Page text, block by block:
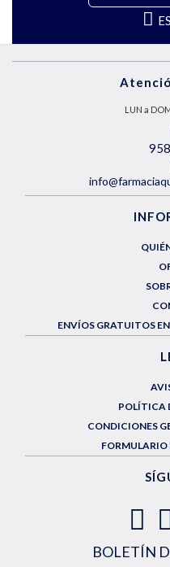
LUN a
ENVÍOS GRATUITOS
POLÍTICA
CONDICIONES
FORMULARIO
BOLETÍN